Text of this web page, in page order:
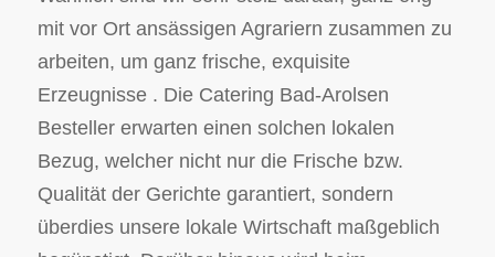
mit vor Ort ansässigen Agrariern zusammen zu
arbeiten, um ganz frische, exquisite
Erzeugnisse . Die Catering Bad-Arolsen
Besteller erwarten einen solchen lokalen
Bezug, welcher nicht nur die Frische bzw.
Qualität der Gerichte garantiert, sondern
überdies unsere lokale Wirtschaft maßgeblich